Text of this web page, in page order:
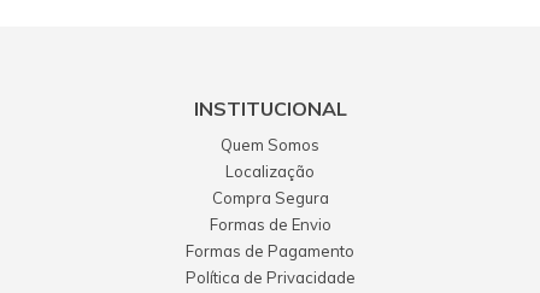
31 março 2019 - 00:32
Gostei. Logo se vê a qualidade e pontualidade na entrega.
11 fevereiro 2019 - 07:17
Todos perfeitos e excelente, só irei adquirir de vocês!
INSTITUCIONAL
Quem Somos
Localização
Compra Segura
Formas de Envio
Formas de Pagamento
Política de Privacidade